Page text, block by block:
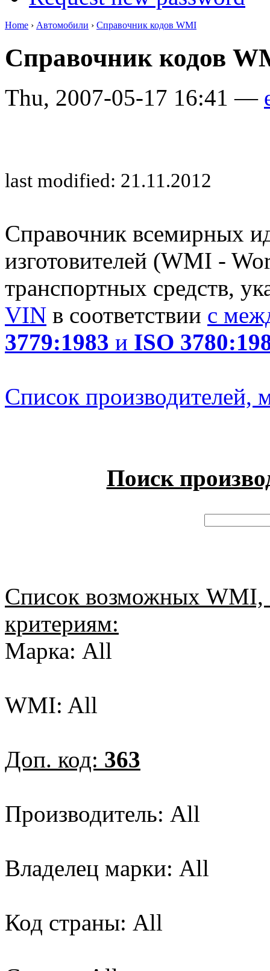
Home › Автомобили › Справочник кодов WMI
Справочник кодов
Thu, 2007-05-17 16:41 —
last modified: 21.11.2012
Справочник всемирных
изготовителей (WMI -
транспортных средств,
VIN в соответствии с
3779:1983 и ISO
Список производителей,
Поиск
Список возможных
критериям:
Марка: All
WMI: All
Доп. код: 363
Производитель: All
Владелец марки: All
Код страны: All